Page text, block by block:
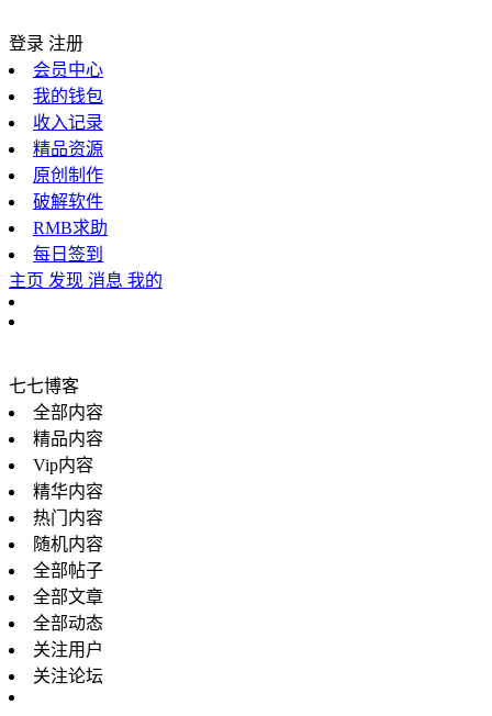
登录 注册
会员中心
我的钱包
收入记录
精品资源
原创制作
破解软件
RMB求助
每日签到
主页 发现 消息 我的
七七博客
全部内容
精品内容
Vip内容
精华内容
热门内容
随机内容
全部帖子
全部文章
全部动态
关注用户
关注论坛